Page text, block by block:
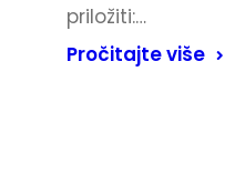
priložiti:…
Pročitajte više